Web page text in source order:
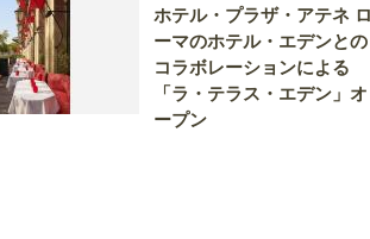
ホテル・プラザ・アテネ
ーマのホテル・エデンとの
コラボレーションによる
「ラ・テラス・エデン」オ
ープン